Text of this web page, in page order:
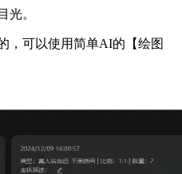
光。
可以使用简单AI的【绘图